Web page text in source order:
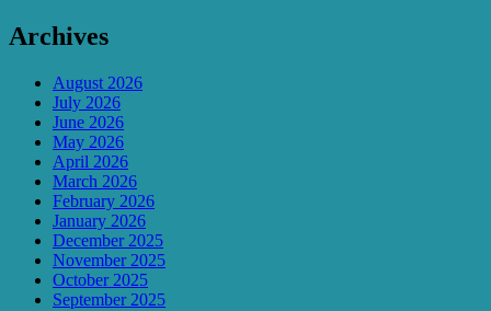
Archives
August 2026
July 2026
June 2026
May 2026
April 2026
March 2026
February 2026
January 2026
December 2025
November 2025
October 2025
September 2025